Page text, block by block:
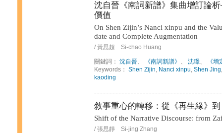
沈自晉《南詞新譜》集曲增訂論
價值
On Shen Zijin’s Nanci xinpu and the
date and Complete Augmentation
/ 黃思超 Si-chao Huang
關鍵詞： 沈自晉、 《南詞新譜》 、 沈璟、
《
Keywords： Shen Zijin, Nanci xinpu, Shen Jing
kaoding
敘事重心的轉移：從《再生緣》
Shift of the Narrative Discourse: from
/ 張思靜 Si-jing Zhang